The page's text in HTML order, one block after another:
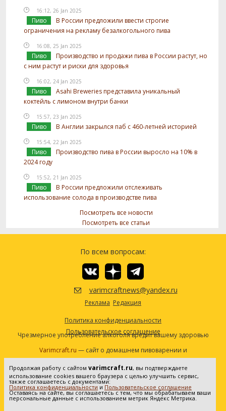
16:12, 26 Jan 2025
Пиво
В России предложили ввести строгие
ограничения на рекламу безалкогольного пива
16:08, 25 Jan 2025
Пиво
Производство и продажи пива в России растут, но
с ним растут и риски для здоровья
16:02, 24 Jan 2025
Пиво
Asahi Breweries представила уникальный
коктейль с лимоном внутри банки
15:57, 23 Jan 2025
Пиво В Англии закрылся паб с 460-летней историей
15:54, 22 Jan 2025
Пиво
Производство пива в России выросло на 10% в
2024 году
15:52, 21 Jan 2025
Пиво
В России предложили отслеживать
использование солода в производстве пива
Посмотреть все новости
Посмотреть все статьи
По всем вопросам:
varimcraftnews@yandex.ru
Реклама Редакция
Политика конфиденциальности
Пользовательское соглашение
Чрезмерное употребление алкоголя вредит вашему здоровью
Varimcraft.ru — сайт о домашнем пивоварении и
самогоноварении.
Сетевое издание «Варимкрафт». Зарегистрировано в
Федеральной службе по надзору в сфере связи, информационных
технологий и массовых коммуникаций (Роскомнадзор). Реестровая
запись ЭЛ No ФС77-80936 от 25.05.2021. Все права защищены. 16+
Продолжая работу с сайтом varimcraft.ru, вы подтверждаете
использование cookies вашего браузера с целью улучшить сервис,
также соглашаетесь с документами:
Политика конфиденциальности и Пользовательское соглашение
Оставаясь на сайте, вы соглашаетесь с тем, что мы обрабатываем ваши
персональные данные с использованием метрик Яндекс Метрика.